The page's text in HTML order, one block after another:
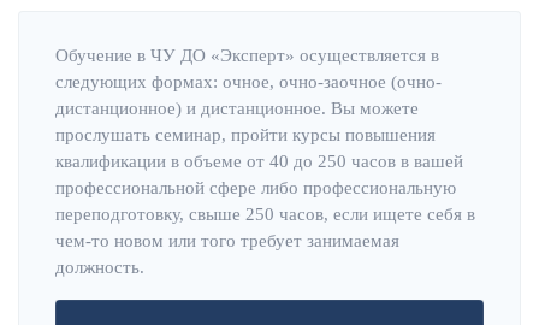
Обучение в ЧУ ДО «Эксперт» осуществляется в
следующих формах: очное, очно-заочное (очно-
дистанционное) и дистанционное. Вы можете
прослушать семинар, пройти курсы повышения
квалификации в объеме от 40 до 250 часов в вашей
профессиональной сфере либо профессиональную
переподготовку, свыше 250 часов, если ищете себя в
чем-то новом или того требует занимаемая
должность.